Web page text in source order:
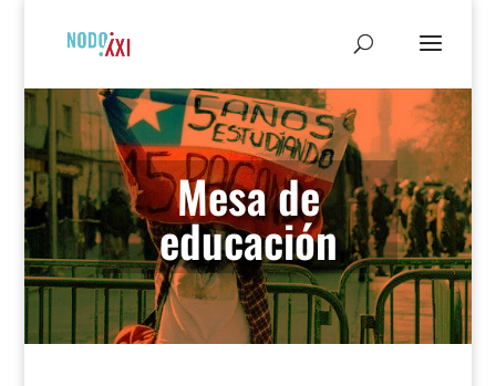
Mesa de
educación